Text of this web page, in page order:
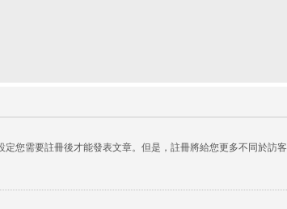
您需要註冊後才能發表文章。但是，註冊將給您更多不同於訪